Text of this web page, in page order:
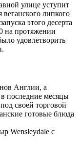
улице уступит
веганского липкого
этого десерта
на протяжении
удовлетворить
Англии, а
в последние месяцы
своей торговой
готовые блюда
Wensleydale с